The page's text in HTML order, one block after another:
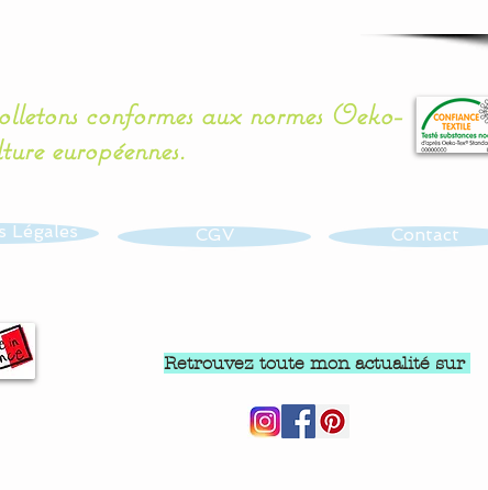
conformes aux normes Oeko-
européennes.
Légales CGV Contact
Retrouvez toute mon actualité sur